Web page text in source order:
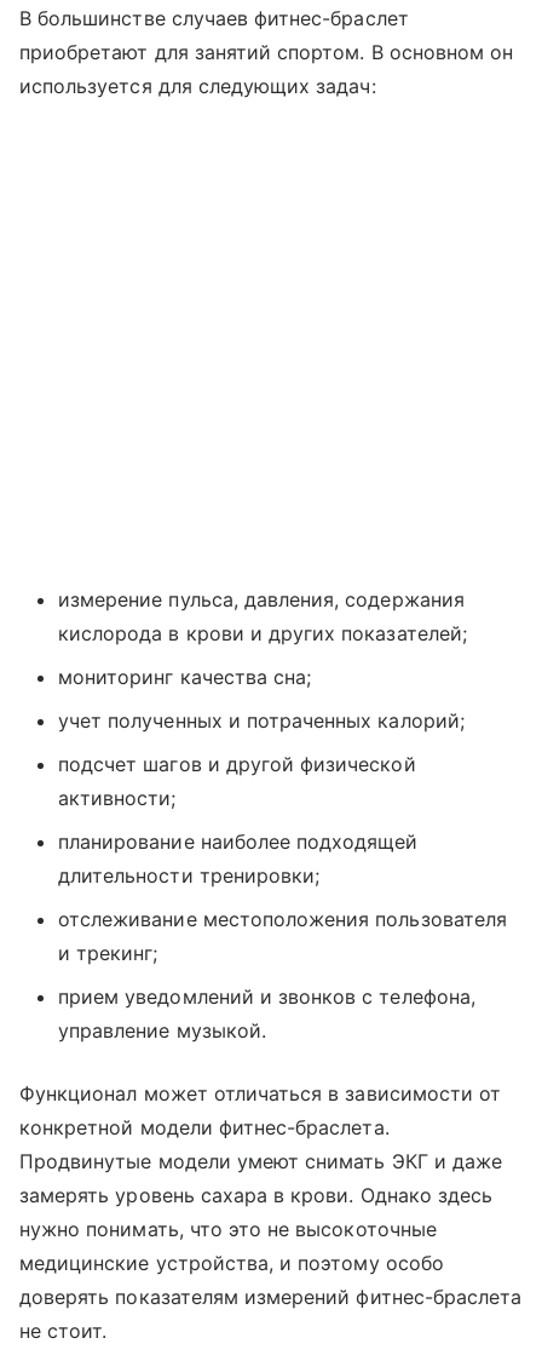
В большинстве случаев фитнес-браслет
приобретают для занятий спортом. В основном он
используется для следующих задач:
измерение пульса, давления, содержания
кислорода в крови и других показателей;
мониторинг качества сна;
учет полученных и потраченных калорий;
подсчет шагов и другой физической
активности;
планирование наиболее подходящей
длительности тренировки;
отслеживание местоположения пользователя
и трекинг;
прием уведомлений и звонков с телефона,
управление музыкой.
Функционал может отличаться в зависимости от
конкретной модели фитнес-браслета.
Продвинутые модели умеют снимать ЭКГ и даже
замерять уровень сахара в крови. Однако здесь
нужно понимать, что это не высокоточные
медицинские устройства, и поэтому особо
доверять показателям измерений фитнес-браслета
не стоит.